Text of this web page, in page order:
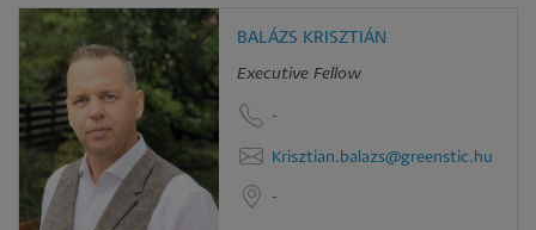
BALÁZS KRISZTIÁN
Executive Fellow
-
Krisztian.balazs@greenstic.hu
-